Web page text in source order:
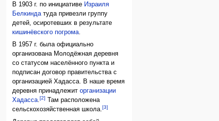
В 1903 г. по инициативе Израиля
Белкиндатуда привезли группу
детей, осиротевших в результате
кишинёвского погрома.
В 1957 г. была официально
организована Молодёжная деревня
со статусом населённого пункта и
подписан договор правительства с
организацией Хадасса. В наше время
деревня принадлежиторганизации
Хадасса.[2]
Там расположена
сельскохозяйственная школа.[3]